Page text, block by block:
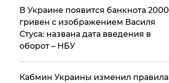
В Украине появится банкнота 2000
гривен с изображением Василя
Стуса: названа дата введения в
оборот – НБУ
Кабмин Украины изменил правила